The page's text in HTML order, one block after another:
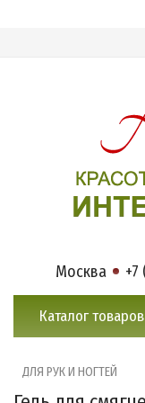
Москва +7
Каталог товаров
ДЛЯ РУК И НОГТЕЙ